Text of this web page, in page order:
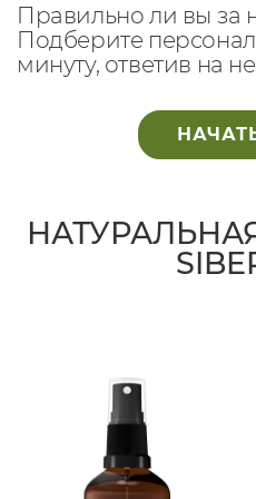
Правильно ли вы за
Подберите
минуту, ответив на